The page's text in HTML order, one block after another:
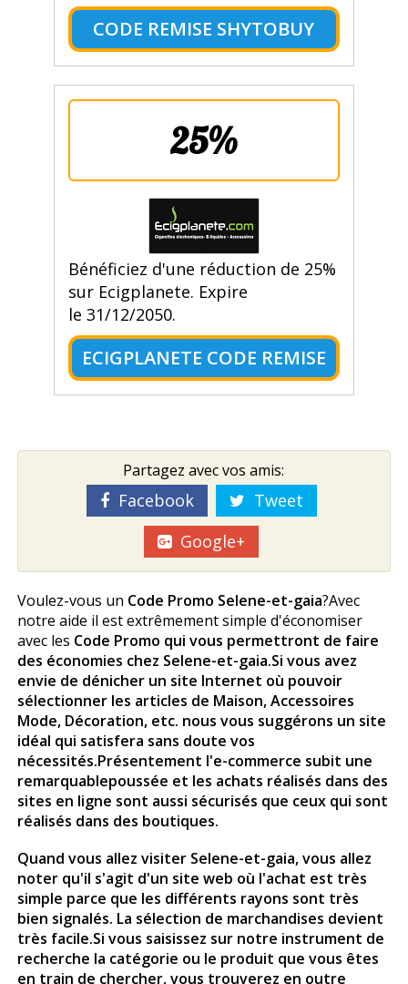
CODE REMISE SHYTOBUY
25%
Bénéficiez d'une réduction de 25%
sur Ecigplanete. Expire
le 31/12/2050.
ECIGPLANETE CODE REMISE
Partagez avec vos amis:
Facebook
Tweet
Google+
Voulez-vous un Code Promo Selene-et-gaia?Avec
notre aide il est extrêmement simple d'économiser
avec les Code Promo qui vous permettront de faire
des économies chez Selene-et-gaia.Si vous avez
envie de dénicher un site Internet où pouvoir
sélectionner les articles de Maison, Accessoires
Mode, Décoration, etc. nous vous suggérons un site
idéal qui satisfera sans doute vos
nécessités.Présentement l'e-commerce subit une
remarquablepoussée et les achats réalisés dans des
sites en ligne sont aussi sécurisés que ceux qui sont
réalisés dans des boutiques.
Quand vous allez visiter Selene-et-gaia, vous allez
noter qu'il s'agit d'un site web où l'achat est très
simple parce que les différents rayons sont très
bien signalés. La sélection de marchandises devient
très facile.Si vous saisissez sur notre instrument de
recherche la catégorie ou le produit que vous êtes
en train de chercher, vous trouverez en outre